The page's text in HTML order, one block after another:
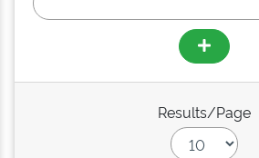
Results/Page